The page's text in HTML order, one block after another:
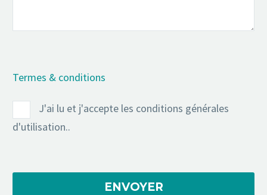
Termes & conditions
J'ai lu et j'accepte les conditions générales
d'utilisation..